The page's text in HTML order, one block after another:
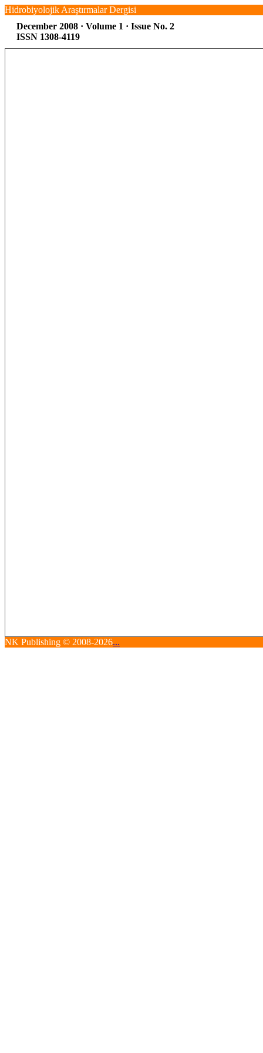
Hidrobiyolojik Araştırmalar Dergisi
December 2008 · Volume 1 · Issue No. 2
ISSN 1308-4119
NK Publishing © 2008-2026...